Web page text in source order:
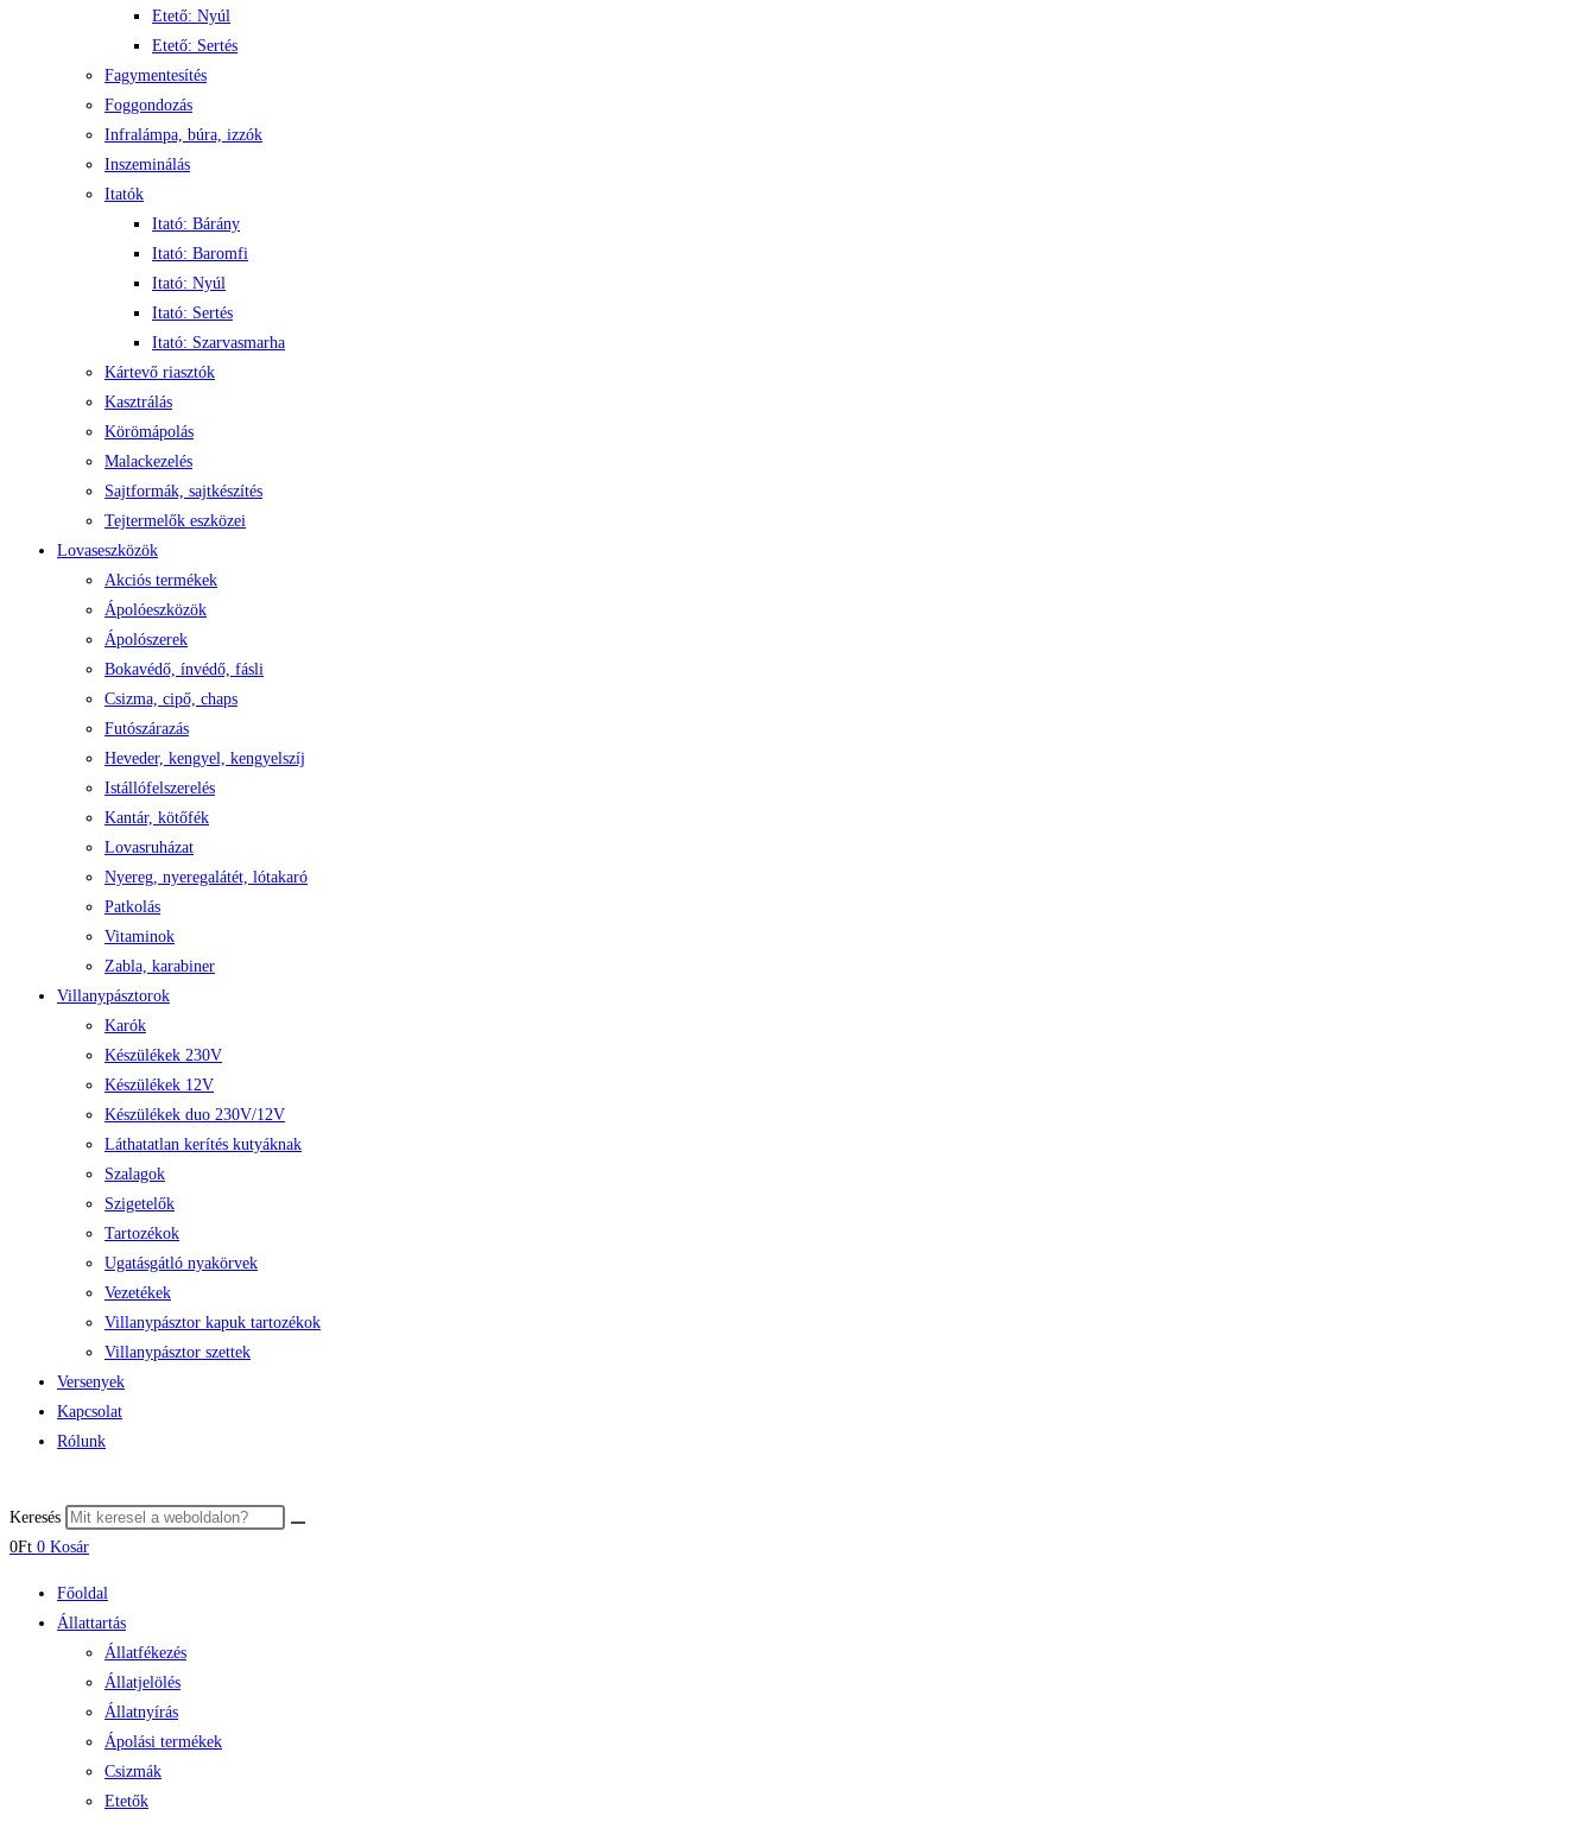
Etető: Nyúl
Etető: Sertés
Fagymentesítés
Foggondozás
Infralámpa, búra, izzók
Inszeminálás
Itatók
Itató: Bárány
Itató: Baromfi
Itató: Nyúl
Itató: Sertés
Itató: Szarvasmarha
Kártevő riasztók
Kasztrálás
Körömápolás
Malackezelés
Sajtformák, sajtkészítés
Tejtermelők eszközei
Lovaseszközök
Akciós termékek
Ápolóeszközök
Ápolószerek
Bokavédő, ínvédő, fásli
Csizma, cipő, chaps
Futószárazás
Heveder, kengyel, kengyelszíj
Istállófelszerelés
Kantár, kötőfék
Lovasruházat
Nyereg, nyeregalátét, lótakaró
Patkolás
Vitaminok
Zabla, karabiner
Villanypásztorok
Karók
Készülékek 230V
Készülékek 12V
Készülékek duo 230V/12V
Láthatatlan kerítés kutyáknak
Szalagok
Szigetelők
Tartozékok
Ugatásgátló nyakörvek
Vezetékek
Villanypásztor kapuk tartozékok
Villanypásztor szettek
Versenyek
Kapcsolat
Rólunk
Keresés
0Ft 0 Kosár
Főoldal
Állattartás
Állatfékezés
Állatjelölés
Állatnyírás
Ápolási termékek
Csizmák
Etetők